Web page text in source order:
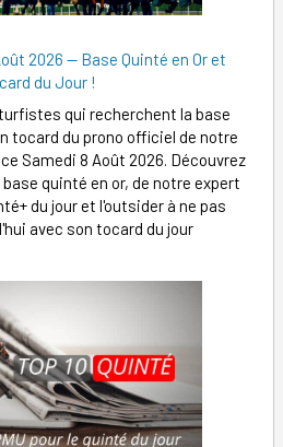
2026 — Base Quinté en Or et
du Jour !
qui recherchent la base
tocard du prono officiel de notre
Samedi 8 Août 2026. Découvrez
quinté en or, de notre expert
du jour et l'outsider à ne pas
avec son tocard du jour